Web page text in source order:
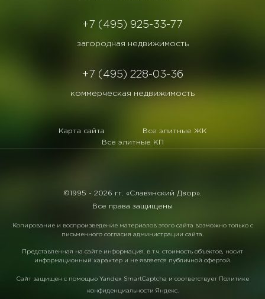
+7 (495) 925-33-77
загородная недвижимость
+7 (495) 228-03-36
коммерческая недвижимость
Карта сайта
Все элитные ЖК
Все элитные КП
©1995 - 2026 гг. «Славянский Двор».
Все права защищены
Копирование и воспроизведение материалов этого сайта возможно только с
письменного согласия администрации сайта.
Представленная на сайте информация, в т.ч. стоимость объектов, носит
информационный характер и не является публичной офертой.
Сайт защищен с помощью Yandex SmartCaptcha и соответствует Политике
конфиденциальности Яндекс.